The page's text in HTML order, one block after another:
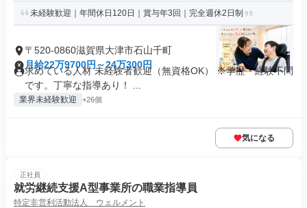
未経験歓迎｜年間休日120日｜賞与年3回｜完全週休2日制
〒520-0860滋賀県大津市石山千町
月給22万9700円～24万300円
求めている人材 未経験者歓迎（無資格OK） ※学歴・経験不問
です。丁寧な指導あり！ ...
業界未経験歓迎 +26個
気になる
正社員
就労継続支援A型事業所の職業指導員
特定非営利活動法人 ウェルメント